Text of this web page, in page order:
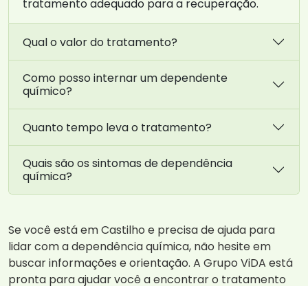
tratamento adequado para a recuperação.
Qual o valor do tratamento?
Como posso internar um dependente
químico?
Quanto tempo leva o tratamento?
Quais são os sintomas de dependência
química?
Se você está em Castilho e precisa de ajuda para
lidar com a dependência química, não hesite em
buscar informações e orientação. A Grupo ViDA está
pronta para ajudar você a encontrar o tratamento